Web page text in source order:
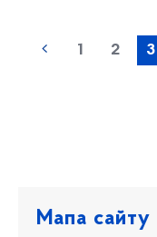
1 2 3
Мапа сайту